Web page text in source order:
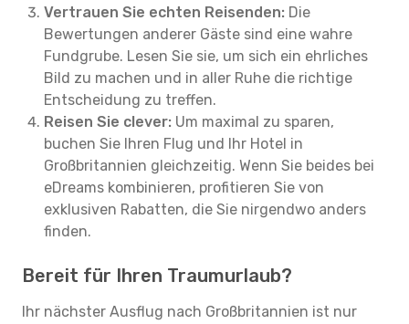
Vertrauen Sie echten Reisenden: Die
Bewertungen anderer Gäste sind eine wahre
Fundgrube. Lesen Sie sie, um sich ein ehrliches
Bild zu machen und in aller Ruhe die richtige
Entscheidung zu treffen.
Reisen Sie clever: Um maximal zu sparen,
buchen Sie Ihren Flug und Ihr Hotel in
Großbritannien gleichzeitig. Wenn Sie beides bei
eDreams kombinieren, profitieren Sie von
exklusiven Rabatten, die Sie nirgendwo anders
finden.
Bereit für Ihren Traumurlaub?
Ihr nächster Ausflug nach Großbritannien ist nur